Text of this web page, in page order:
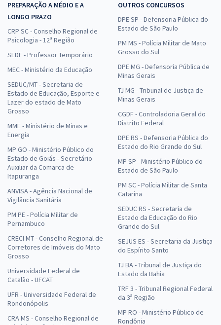
PREPARAÇÃO A MÉDIO E A
LONGO PRAZO
CRP SC - Conselho Regional de
Psicologia - 12ª Região
SEDF - Professor Temporário
MEC - Ministério da Educação
SEDUC/MT - Secretaria de
Estado de Educação, Esporte e
Lazer do estado de Mato
Grosso
MME - Ministério de Minas e
Energia
MP GO - Ministério Público do
Estado de Goiás - Secretário
Auxiliar da Comarca de
Itapuranga
ANVISA - Agência Nacional de
Vigilância Sanitária
PM PE - Polícia Militar de
Pernambuco
CRECI MT - Conselho Regional de
Corretores de Imóveis do Mato
Grosso
Universidade Federal de
Catalão - UFCAT
UFR - Universidade Federal de
Rondonópolis
CRA MS - Conselho Regional de
OUTROS CONCURSOS
DPE SP - Defensoria Pública do
Estado de São Paulo
PM MS - Polícia Militar de Mato
Grosso do Sul
DPE MG - Defensoria Pública de
Minas Gerais
TJ MG - Tribunal de Justiça de
Minas Gerais
CGDF - Controladoria Geral do
Distrito Federal
DPE RS - Defensoria Pública do
Estado do Rio Grande do Sul
MP SP - Ministério Público do
Estado de São Paulo
PM SC - Polícia Militar de Santa
Catarina
SEDUC RS - Secretaria de
Estado da Educação do Rio
Grande do Sul
SEJUS ES - Secretaria da Justiça
do Espírito Santo
TJ BA - Tribunal de Justiça do
Estado da Bahia
TRF 3 - Tribunal Regional Federal
da 3ª Região
MP RO - Ministério Público de
Rondônia